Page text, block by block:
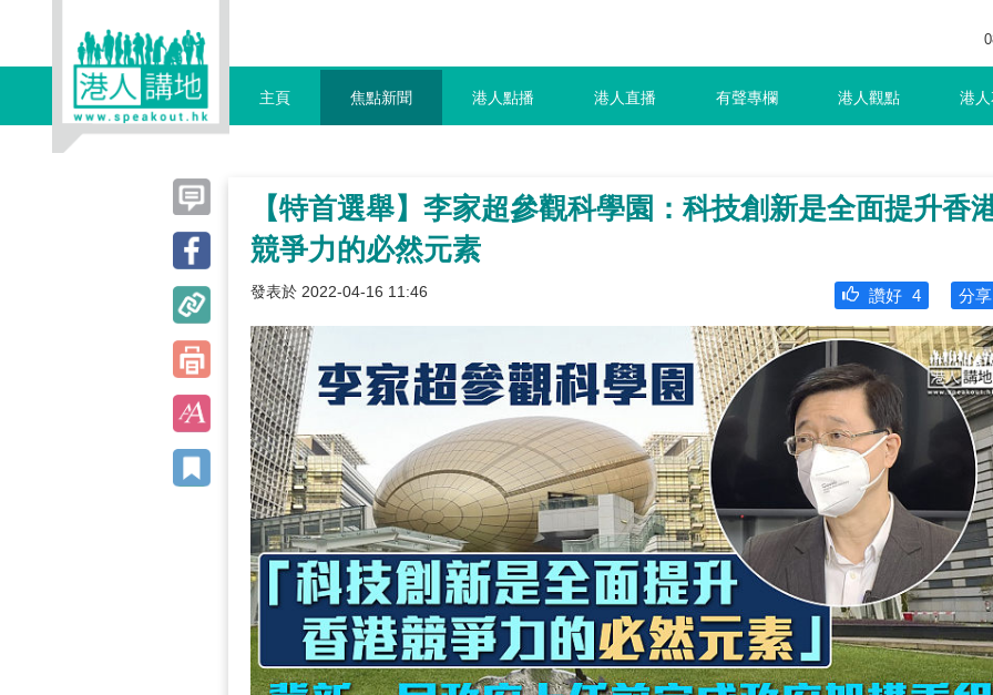
主頁 焦點新聞 港人點播 港人直播 有聲專欄 港人觀點 港
【特首選舉】李家超參觀科學園：科技創新是全面提升香
競爭力的必然元素
發表於 2022-04-16 11:46 分享
讚好 4